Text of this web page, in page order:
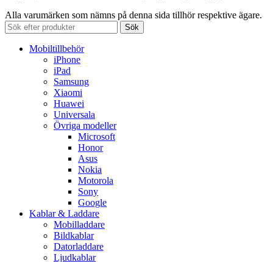
Alla varumärken som nämns på denna sida tillhör respektive ägare.
Sök
Mobiltillbehör
iPhone
iPad
Samsung
Xiaomi
Huawei
Universala
Övriga modeller
Microsoft
Honor
Asus
Nokia
Motorola
Sony
Google
Kablar & Laddare
Mobilladdare
Bildkablar
Datorladdare
Ljudkablar